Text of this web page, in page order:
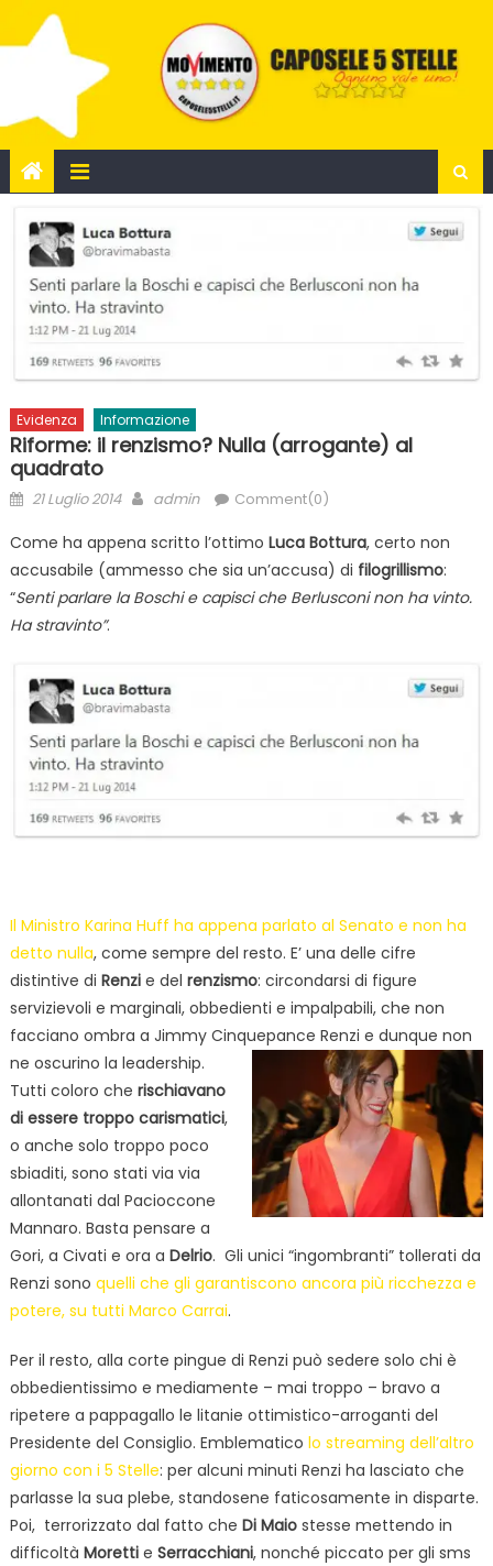
to
Evidenza Informazione
Riforme: il renzismo? Nulla (arrogante) al
quadrato
Posted
21 Luglio 2014 Author
admin Comment(0)
Come ha appena scritto l’ottimo Luca Bottura, certo non
accusabile (ammesso che sia un’accusa) di filogrillismo:
“Senti parlare la Boschi e capisci che Berlusconi non ha vinto.
Ha stravinto”.
Il Ministro Karina Huff ha appena parlato al Senato e non ha
detto nulla, come sempre del resto. E’ una delle cifre
distintive di Renzie del renzismo: circondarsi di figure
servizievoli e marginali, obbedienti e impalpabili, che non
facciano ombra a Jimmy Cinquepance Renzi e dunque non
ne oscurino la leadership.
Tutti coloro che rischiavano
di essere troppo carismatici,
o anche solo troppo poco
sbiaditi, sono stati via via
allontanati dal Pacioccone
Mannaro. Basta pensare a
Gori, a Civati e ora a Delrio. Gli unici “ingombranti” tollerati da
Renzi sono quelli che gli garantiscono ancora più ricchezza e
potere, su tutti Marco Carrai.
Per il resto, alla corte pingue di Renzi può sedere solo chi è
obbedientissimo e mediamente – mai troppo – bravo a
ripetere a pappagallo le litanie ottimistico-arroganti del
Presidente del Consiglio. Emblematico lo streaming dell’altro
giorno con i 5 Stelle: per alcuni minuti Renzi ha lasciato che
parlasse la sua plebe, standosene faticosamente in disparte.
Poi, terrorizzato dal fatto che Di Maio stesse mettendo in
difficoltà Morettie Serracchiani, nonché piccato per gli sms